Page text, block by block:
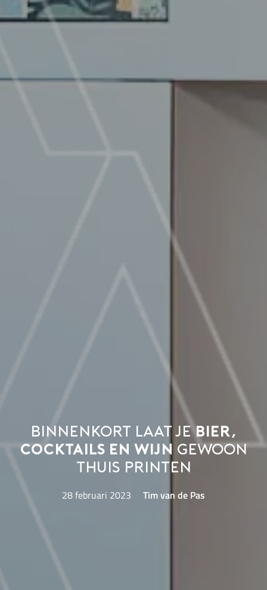
Binnenkort laat jebier,
cocktails en wijn gewoon
thuis printen
28 februari 2023 Tim van de Pas